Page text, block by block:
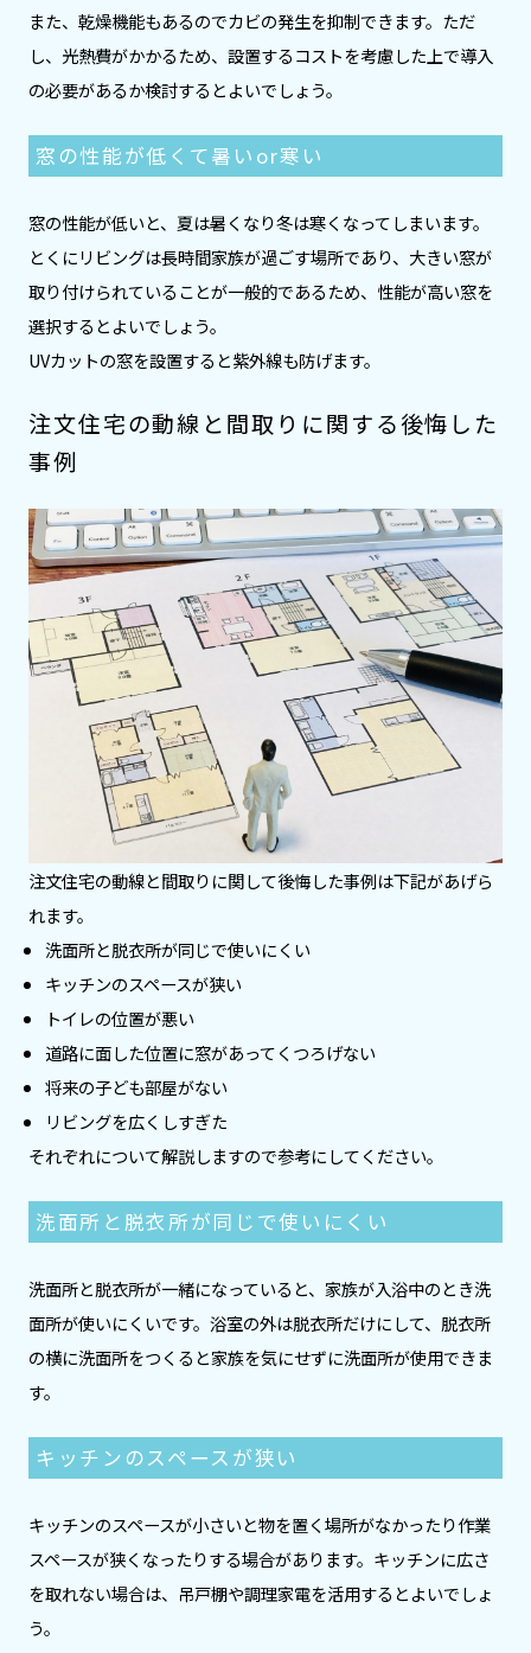
また、乾燥機能もあるのでカビの発生を抑制できます。ただ
し、光熱費がかかるため、設置するコストを考慮した上で導入
の必要があるか検討するとよいでしょう。
窓の性能が低くて暑いor寒い
窓の性能が低いと、夏は暑くなり冬は寒くなってしまいます。
とくにリビングは長時間家族が過ごす場所であり、大きい窓が
取り付けられていることが一般的であるため、性能が高い窓を
選択するとよいでしょう。
UVカットの窓を設置すると紫外線も防げます。
注文住宅の動線と間取りに関する後悔した
事例
注文住宅の動線と間取りに関して後悔した事例は下記があげら
れます。
洗面所と脱衣所が同じで使いにくい
キッチンのスペースが狭い
トイレの位置が悪い
道路に面した位置に窓があってくつろげない
将来の子ども部屋がない
リビングを広くしすぎた
それぞれについて解説しますので参考にしてください。
洗面所と脱衣所が同じで使いにくい
洗面所と脱衣所が一緒になっていると、家族が入浴中のとき洗
面所が使いにくいです。浴室の外は脱衣所だけにして、脱衣所
の横に洗面所をつくると家族を気にせずに洗面所が使用できま
す。
キッチンのスペースが狭い
キッチンのスペースが小さいと物を置く場所がなかったり作業
スペースが狭くなったりする場合があります。キッチンに広さ
を取れない場合は、吊戸棚や調理家電を活用するとよいでしょ
う。